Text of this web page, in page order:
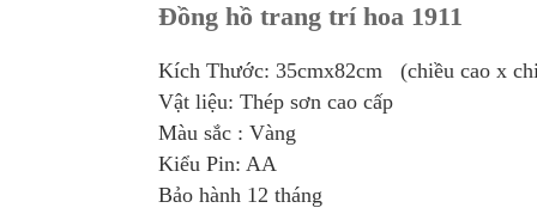
Đồng hồ trang trí hoa 1911
Kích Thước: 35cmx82cm (chiều cao x
Vật liệu: Thép sơn cao cấp
Màu sắc : Vàng
Kiểu Pin: AA
Bảo hành 12 tháng